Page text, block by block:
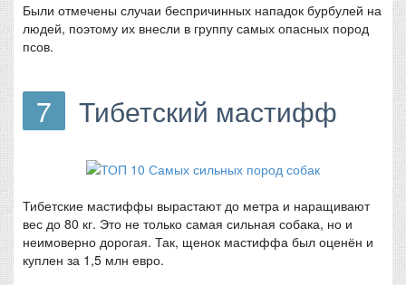
Были отмечены случаи беспричинных нападок бурбулей на
людей, поэтому их внесли в группу самых опасных пород
псов.
7 Тибетский мастифф
Тибетские мастиффы вырастают до метра и наращивают
вес до 80 кг. Это не только самая сильная собака, но и
неимоверно дорогая. Так, щенок мастиффа был оценён и
куплен за 1,5 млн евро.